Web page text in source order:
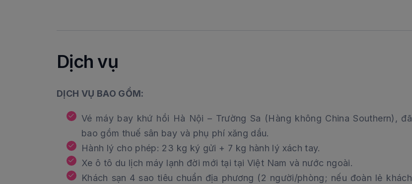
Dịch vụ
DỊCH VỤ BAO GỒM:
Vé máy bay khứ hồi Hà Nội – Trường Sa (Hàng không China Southern), đã
bao gồm thuế sân bay và phụ phí xăng dầu.
Hành lý cho phép: 23 kg ký gửi + 7 kg hành lý xách tay.
Xe ô tô du lịch máy lạnh đời mới tại tại Việt Nam và nước ngoài.
Khách sạn 4 sao tiêu chuẩn địa phương (2 người/phòng; nếu đoàn lẻ khách